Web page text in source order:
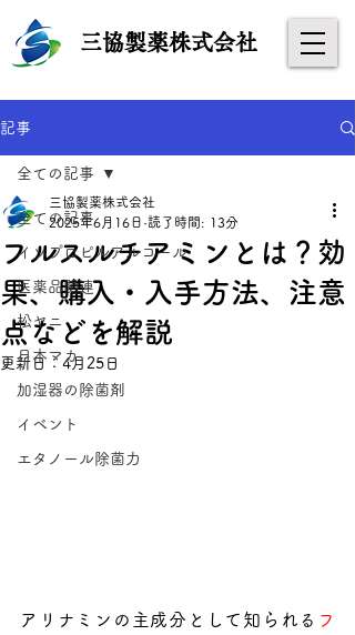
​三協製薬株式会社
記事
全ての記事
イソプロピルアルコール
医薬品関連
松ヤニ
日本マカ
加湿器の除菌剤
イベント
エタノール除菌力
全ての記事
フルスルチアミンとは？効
果、購入・入手方法、注意
点などを解説
三協製薬株式会社
2025年6月16日 読了時間: 13分
更新日： 4月25日
アリナミンの主成分として知られる フ